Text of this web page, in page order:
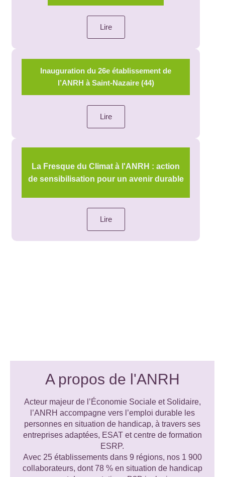
Lire
Inauguration du 26e établissement de
l’ANRH à Saint-Nazaire (44)
Lire
La Fresque du Climat à l'ANRH : action
de sensibilisation pour un avenir durable
Lire
A propos de l'ANRH
Acteur majeur de l’Économie Sociale et Solidaire,
l’ANRH accompagne vers l’emploi durable les
personnes en situation de handicap, à travers ses
entreprises adaptées, ESAT et centre de formation
ESRP.
Avec 25 établissements dans 9 régions, nos 1 900
collaborateurs, dont 78 % en situation de handicap